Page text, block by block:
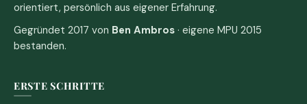
orientiert, persönlich aus eigener Erfahrung.
Gegründet 2017 von Ben Ambros · eigene MPU 2015
bestanden.
ERSTE SCHRITTE